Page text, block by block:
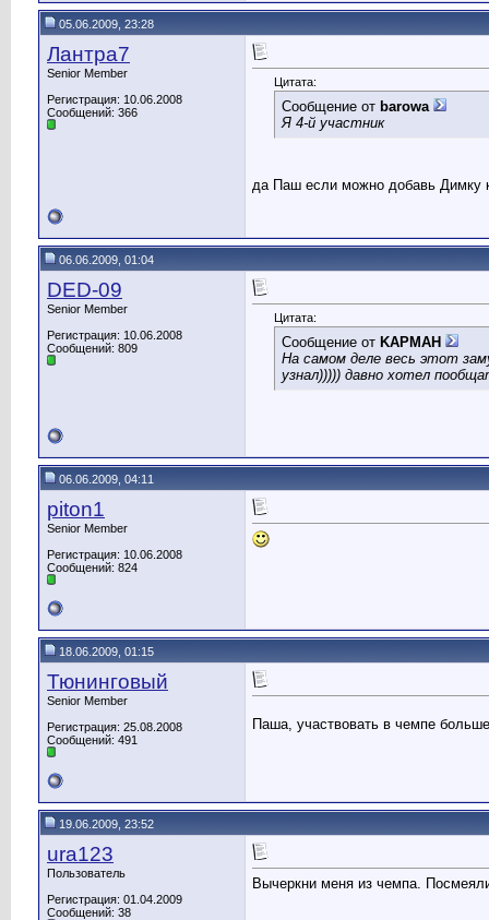
05.06.2009, 23:28
Лантра7
Senior Member
Регистрация: 10.06.2008
Сообщений: 366
Цитата:
Сообщение от barowa
Я 4-й участник
да Паш если можно добавь Димку
06.06.2009, 01:04
DED-09
Senior Member
Регистрация: 10.06.2008
Сообщений: 809
Цитата:
Сообщение от KAPMAH
На самом деле весь этот
узнал))))) давно хотел
06.06.2009, 04:11
piton1
Senior Member
Регистрация: 10.06.2008
Сообщений: 824
18.06.2009, 01:15
Тюнинговый
Senior Member
Регистрация: 25.08.2008
Сообщений: 491
Паша, участвовать в чемпе
19.06.2009, 23:52
ura123
Пользователь
Регистрация: 01.04.2009
Сообщений: 38
Вычеркни меня из чемпа.